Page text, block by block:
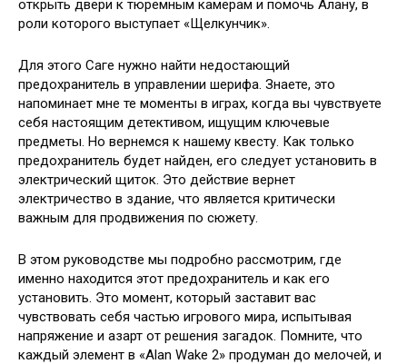
открыть двери к тюремным камерам и помочь Алану, в
роли которого выступает «Щелкунчик».
Для этого Саге нужно найти недостающий
предохранитель в управлении шерифа. Знаете, это
напоминает мне те моменты в играх, когда вы чувствуете
себя настоящим детективом, ищущим ключевые
предметы. Но вернемся к нашему квесту. Как только
предохранитель будет найден, его следует установить в
электрический щиток. Это действие вернет
электричество в здание, что является критически
важным для продвижения по сюжету.
В этом руководстве мы подробно рассмотрим, где
именно находится этот предохранитель и как его
установить. Это момент, который заставит вас
чувствовать себя частью игрового мира, испытывая
напряжение и азарт от решения загадок. Помните, что
каждый элемент в «Alan Wake 2» продуман до мелочей, и